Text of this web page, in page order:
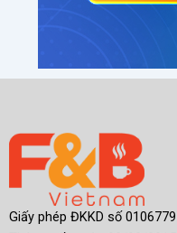
Giấy phép ĐKKD số